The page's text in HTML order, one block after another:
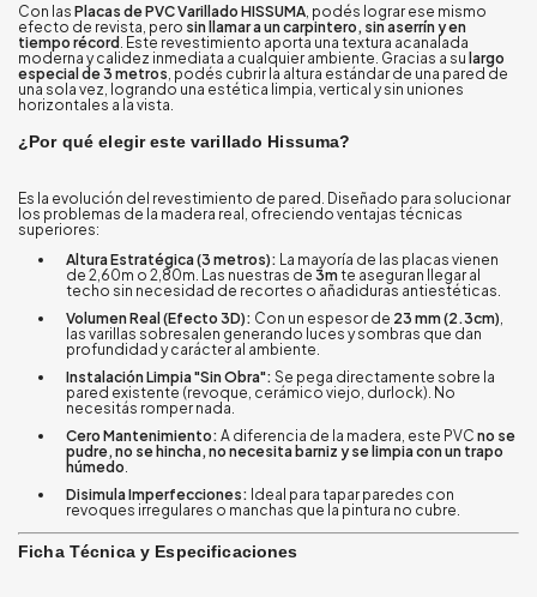
Con las Placas de PVC Varillado HISSUMA , podés lograr ese mismo
efecto de revista, pero sin llamar a un carpintero, sin aserrín y en
tiempo récord . Este revestimiento aporta una textura acanalada
moderna y calidez inmediata a cualquier ambiente. Gracias a su largo
especial de 3 metros , podés cubrir la altura estándar de una pared de
una sola vez, logrando una estética limpia, vertical y sin uniones
horizontales a la vista.
¿Por qué elegir este varillado Hissuma?
Es la evolución del revestimiento de pared. Diseñado para solucionar
los problemas de la madera real, ofreciendo ventajas técnicas
superiores:
Altura Estratégica (3 metros): La mayoría de las placas vienen
de 2,60m o 2,80m. Las nuestras de 3mte aseguran llegar al
techo sin necesidad de recortes o añadiduras antiestéticas.
Volumen Real (Efecto 3D): Con un espesor de 23 mm (2.3cm)
las varillas sobresalen generando luces y sombras que dan
profundidad y carácter al ambiente.
Instalación Limpia "Sin Obra": Se pega directamente sobre la
pared existente (revoque, cerámico viejo, durlock). No
necesitás romper nada.
Cero Mantenimiento: A diferencia de la madera, este PVC no se
pudre, no se hincha, no necesita barniz y se limpia con un trapo
húmedo
Disimula Imperfecciones: Ideal para tapar paredes con
revoques irregulares o manchas que la pintura no cubre.
Ficha Técnica y Especificaciones